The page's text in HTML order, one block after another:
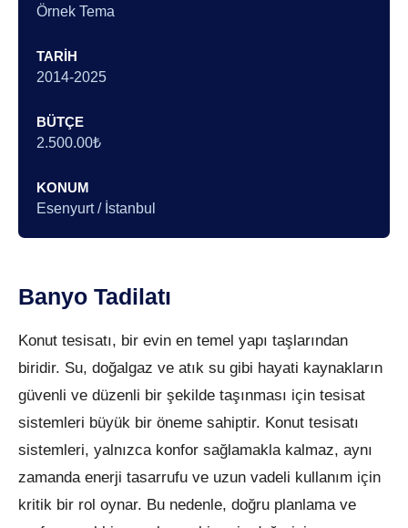
Örnek Tema
TARIH
2014-2025
BÜTÇE
2.500.00₺
KONUM
Esenyurt / İstanbul
Banyo Tadilatı
Konut tesisatı, bir evin en temel yapı taşlarından
biridir. Su, doğalgaz ve atık su gibi hayati kaynakların
güvenli ve düzenli bir şekilde taşınması için tesisat
sistemleri büyük bir öneme sahiptir. Konut tesisatı
sistemleri, yalnızca konfor sağlamakla kalmaz, aynı
zamanda enerji tasarrufu ve uzun vadeli kullanım için
kritik bir rol oynar. Bu nedenle, doğru planlama ve